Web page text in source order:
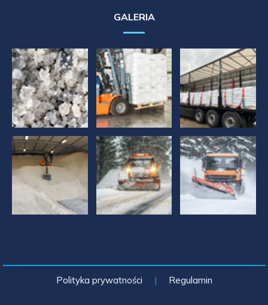
GALERIA
Polityka prywatności | Regulamin